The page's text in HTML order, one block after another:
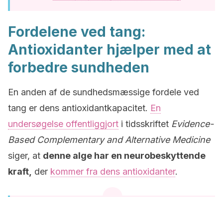
Fordelene ved tang:
Antioxidanter hjælper med at
forbedre sundheden
En anden af de sundhedsmæssige fordele ved
tang er dens antioxidantkapacitet. En
undersøgelse offentliggjort i tidsskriftet Evidence-
Based Complementary and Alternative Medicine
siger, at denne alge har en neurobeskyttende
kraft, der kommer fra dens antioxidanter.